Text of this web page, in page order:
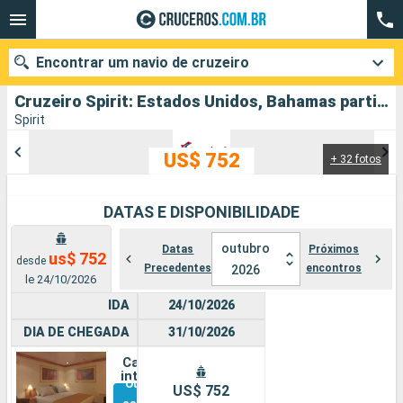
Cruzeiro Spirit: Estados Unidos, Bahamas partindo de Mobile
Spirit
+ 32 fotos
US$ 752
DATAS E DISPONIBILIDADE
desde us$ 752
le 24/10/2026
Datas
Precedentes
outubro
2026
Próximos
encontros
IDA
DIA DE CHEGADA
Cabine
interna
Outras
24/10/2026
31/10/2026
US$ 752
Encontrar um navio de cruzeiro
Cidades Companhias
Pesquisar